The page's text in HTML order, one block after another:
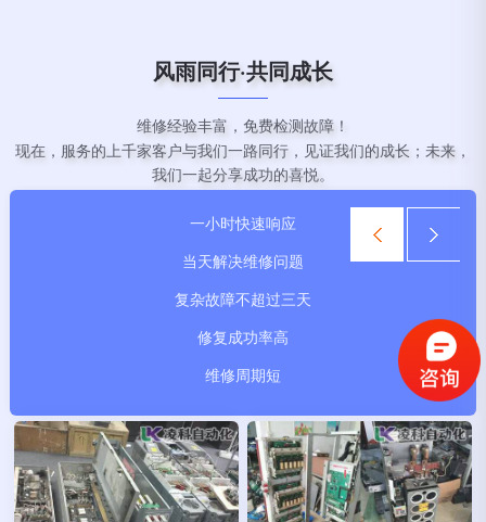
风雨同行·共同成长
维修经验丰富，免费检测故障！
现在，服务的上千家客户与我们一路同行，见证我们的成长；未来，
我们一起分享成功的喜悦。
一小时快速响应
当天解决维修问题
复杂故障不超过三天
修复成功率高
维修周期短